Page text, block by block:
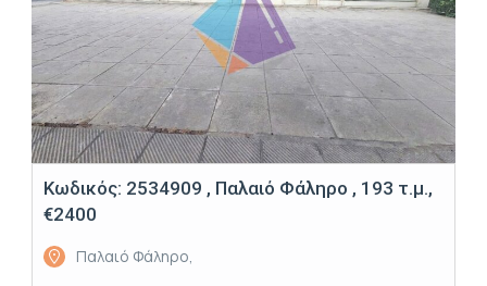
Κωδικός: 2534909 , Παλαιό Φάληρο , 193 τ.μ.,
€2400
Παλαιό Φάληρο,